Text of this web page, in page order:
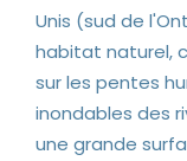
Unis (sud de
habitat naturel,
sur les pentes
inondables des
une grande